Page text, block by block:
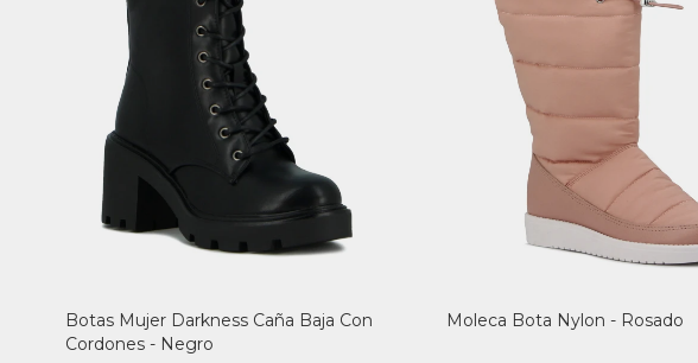
Botas Mujer Darkness Caña Baja Con
Cordones - Negro
Moleca Bota Nylon - Rosado